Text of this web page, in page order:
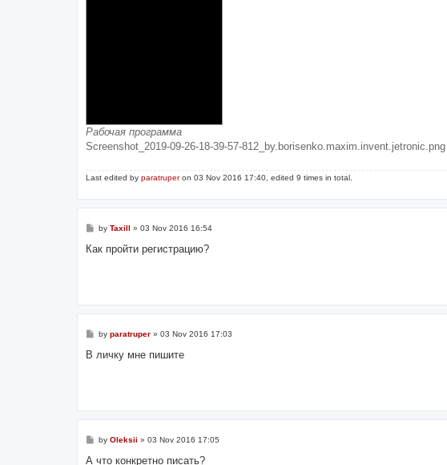
Рабочая программа
Screenshot_2019-09-26-18-39-57-
Last edited by paratruperon 03 Nov 2016 17:40, edited 9 times in total.
P
s
by Taxill » 03 Nov 2016 16:54
Как пройти регистрацию?
P
s
by paratruper» 03 Nov 2016 17:03
В личку мне пишите
P
s
by Oleksii » 03 Nov 2016 17:05
А что конкретно писать?